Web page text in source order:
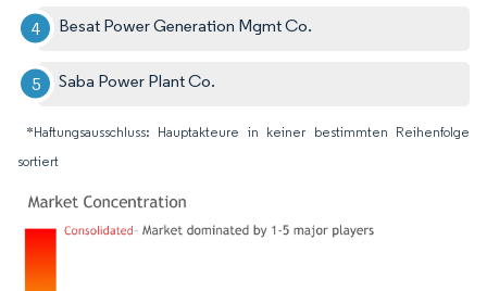
Besat Power Generation Mgmt Co.
Saba Power Plant Co.
*Haftungsausschluss: Hauptakteure in keiner bestimmten Reihenfolge
sortiert